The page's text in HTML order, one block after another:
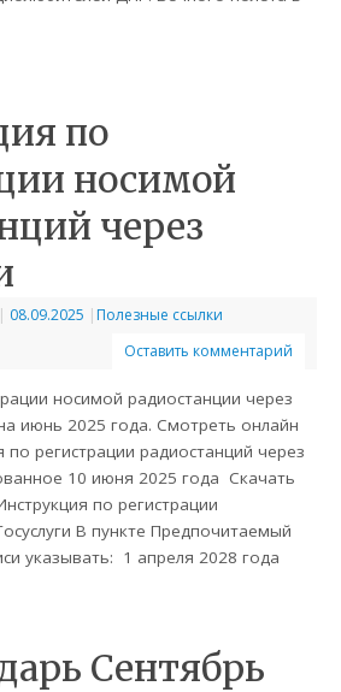
по
носимой
через
| 08.09.2025 | Полезные ссылки
Оставить комментарий
носимой радиостанции через
на июнь 2025 года. Смотреть онлайн
по регистрации радиостанций через
10 июня 2025 года Скачать
по регистрации
В пункте Предпочитаемый
указывать: 1 апреля 2028 года
Сентябрь